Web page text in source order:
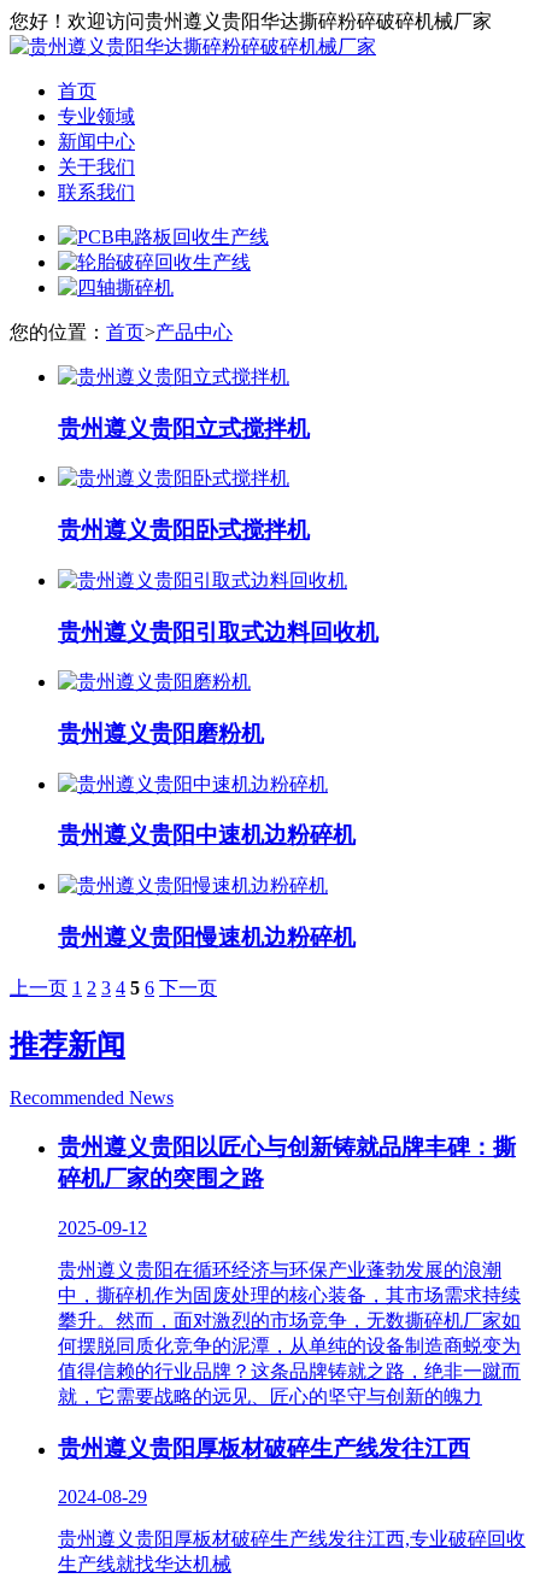
您好！欢迎访问贵州遵义贵阳华达撕碎粉碎破碎机械厂家
首页
专业领域
新闻中心
关于我们
联系我们
您的位置： 首页>产品中心
贵州遵义贵阳立式搅拌机
贵州遵义贵阳卧式搅拌机
贵州遵义贵阳引取式边料回收机
贵州遵义贵阳磨粉机
贵州遵义贵阳中速机边粉碎机
贵州遵义贵阳慢速机边粉碎机
上一页 1 2 3 4 5 6 下一页
推荐新闻
Recommended News
贵州遵义贵阳以匠心与创新铸就品牌丰碑：撕
碎机厂家的突围之路
2025-09-12
贵州遵义贵阳在循环经济与环保产业蓬勃发展的浪潮
中，撕碎机作为固废处理的核心装备，其市场需求持续
攀升。然而，面对激烈的市场竞争，无数撕碎机厂家如
何摆脱同质化竞争的泥潭，从单纯的设备制造商蜕变为
值得信赖的行业品牌？这条品牌铸就之路，绝非一蹴而
就，它需要战略的远见、匠心的坚守与创新的魄力
贵州遵义贵阳厚板材破碎生产线发往江西
2024-08-29
贵州遵义贵阳厚板材破碎生产线发往江西,专业破碎回收
生产线就找华达机械